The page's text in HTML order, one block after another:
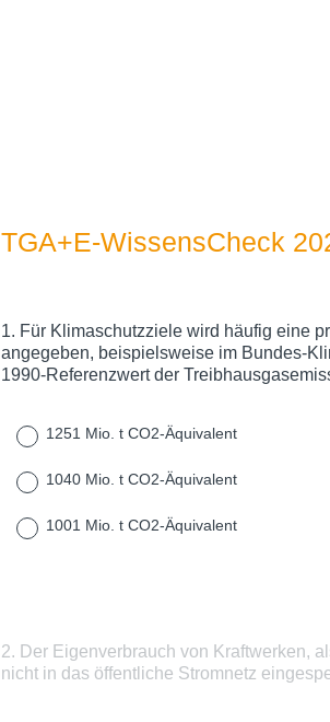
TGA+E-WissensCheck
Question
Title
1. Für Klimaschutzziele wird häufig eine
angegeben, beispielsweise im Bundes-
1990-Referenzwert der
1251 Mio. t CO2-Äquivalent
1040 Mio. t CO2-Äquivalent
1001 Mio. t CO2-Äquivalent
Question
Title
2. Der Eigenverbrauch von Kraftwerken,
nicht in das öffentliche Stromnetz